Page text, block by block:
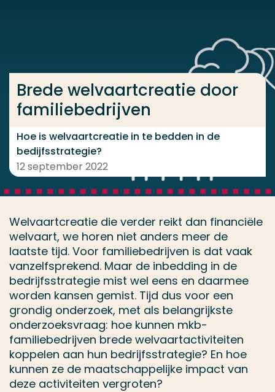
Brede welvaartcreatie door
familiebedrijven
Hoe is welvaartcreatie in te bedden in de
bedijfsstrategie?
12 september 2022
Welvaartcreatie die verder reikt dan financiële
welvaart, we horen niet anders meer de
laatste tijd. Voor familiebedrijven is dat vaak
vanzelfsprekend. Maar de inbedding in de
bedrijfsstrategie mist wel eens en daarmee
worden kansen gemist. Tijd dus voor een
grondig onderzoek, met als belangrijkste
onderzoeksvraag: hoe kunnen mkb-
familiebedrijven brede welvaartactiviteiten
koppelen aan hun bedrijfsstrategie? En hoe
kunnen ze de maatschappelijke impact van
deze activiteiten vergroten?
Veel gezocht
Opleiding
Contact